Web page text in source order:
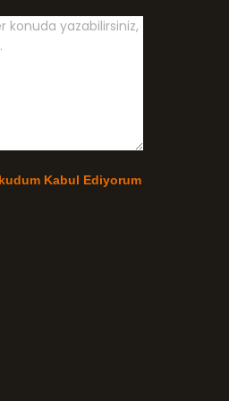
Kabul Ediyorum